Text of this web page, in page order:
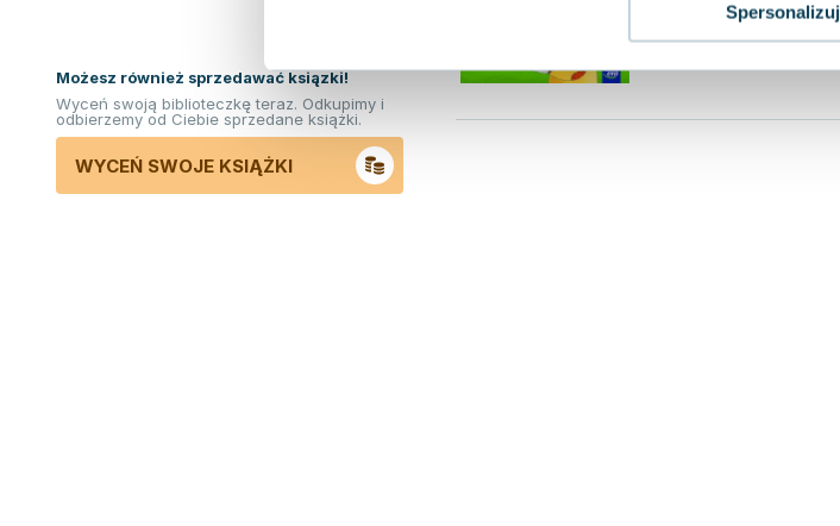
Spersonalizuj
Możesz również sprzedawać ksiązki!
Wyceń swoją biblioteczkę teraz. Odkupimy i
odbierzemy od Ciebie sprzedane książki.
WYCEŃ SWOJE KSIĄŻKI
Pakujemy 10.08